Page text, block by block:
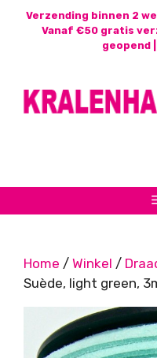
Verzending binnen 2
Vanaf €50 gratis
geopend |
Home / Winkel /
Suède, light green,